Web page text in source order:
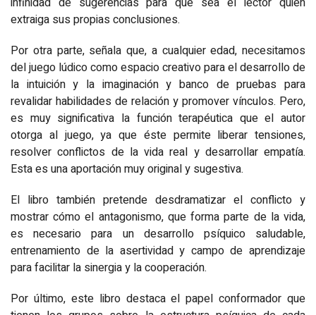
extraiga sus propias conclusiones.
Por otra parte, señala que, a cualquier edad, necesitamos
del juego lúdico como espacio creativo para el desarrollo de
la intuición y la imaginación y banco de pruebas para
revalidar habilidades de relación y promover vínculos. Pero,
es muy significativa la función terapéutica que el autor
otorga al juego, ya que éste permite liberar tensiones,
resolver conflictos de la vida real y desarrollar empatía.
Esta es una aportación muy original y sugestiva.
El libro también pretende desdramatizar el conflicto y
mostrar cómo el antagonismo, que forma parte de la vida,
es necesario para un desarrollo psíquico saludable,
entrenamiento de la asertividad y campo de aprendizaje
para facilitar la sinergia y la cooperación.
Por último, este libro destaca el papel conformador que